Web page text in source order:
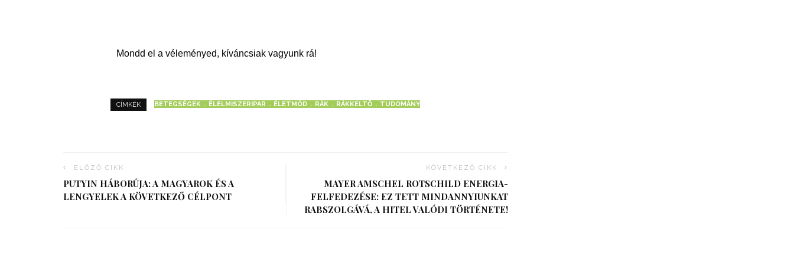
Mondd el a véleményed, kíváncsiak vagyunk rá!
CÍMKÉK BETEGSÉGEK ÉLELMISZERIPAR ÉLETMÓD RÁK RÁKKELTŐ TUDOMÁNY
ELŐZŐ CIKK
PUTYIN HÁBORÚJA: A MAGYAROK ÉS A
LENGYELEK A KÖVETKEZŐ CÉLPONT
KÖVETKEZŐ CIKK
MAYER AMSCHEL ROTSCHILD ENERGIA-
FELFEDEZÉSE: EZ TETT MINDANNYIUNKAT
RABSZOLGÁVÁ, A HITEL VALÓDI TÖRTÉNETE!